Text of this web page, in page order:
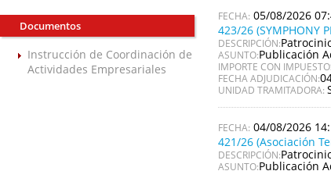
Documentos
Instrucción de Coordinación de
Actividades Empresariales
05/08/2026
423/26 (SYMPHONY
DESCRIPCIÓN:
ASUNTO:Publicación
IMPORTE CON
FECHA ADJUDICACIÓN:
UNIDAD TRAMITADORA:
04/08/2026
421/26 (Asociación
DESCRIPCIÓN:
ASUNTO:Publicación